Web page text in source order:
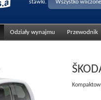
stawki. Wszystko
Odziały wynajmu Przewodnik